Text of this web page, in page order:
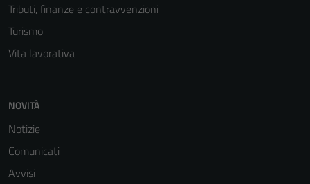
Tributi, finanze e contravvenzioni
Turismo
Vita lavorativa
NOVITÀ
Notizie
Comunicati
Avvisi